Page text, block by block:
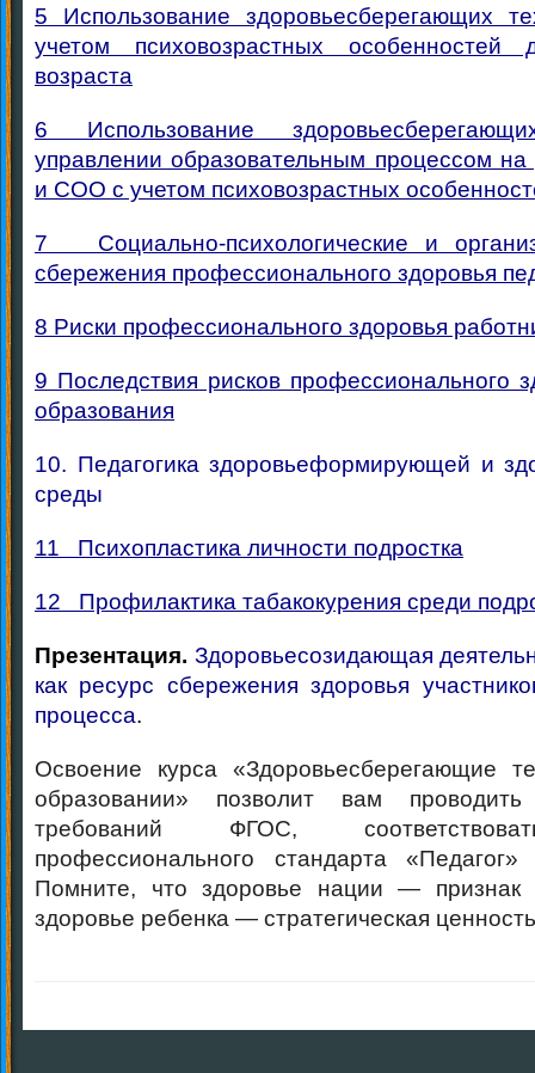
5 Использование здоровьесберегающих
учетом психовозрастных особенностей
возраста
6 Использование
управлении образовательным процессом
и СОО с учетом психовозрастных
7 Социально-психологические и
сбережения профессионального здоровья
8 Риски профессионального здоровья
9 Последствия рисков профессионального
образования
10. Педагогика здоровьеформирующей и
среды
11 Психопластика личности подростка
12 Профилактика табакокурения среди
Презентация. Здоровьесозидающая
как ресурс сбережения здоровья
процесса.
Освоение курса «Здоровьесберегающие
образовании» позволит вам
требований ФГОС,
профессионального стандарта
Помните, что здоровье нации — признак
здоровье ребенка — стратегическая